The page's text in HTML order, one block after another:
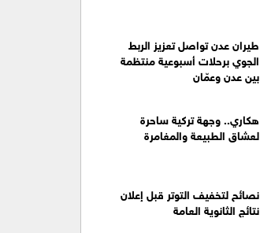
طيران عدن تواصل تعزيز الربط
الجوي برحلات أسبوعية منتظمة
بين عدن وعمّان
هكاري.. وجهة تركية ساحرة
لعشاق الطبيعة والمغامرة
نصائح لتخفيف التوتر قبل إعلان
نتائج الثانوية العامة